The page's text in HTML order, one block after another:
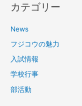
カテゴリー
News
フジコウの魅力
入試情報
学校行事
部活動